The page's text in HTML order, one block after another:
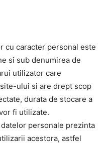
cu caracter personal este
si sub denumirea de
utilizator care
ului si are drept scop
durata de stocare a
fi utilizate.
personale prezinta
acestora, astfel